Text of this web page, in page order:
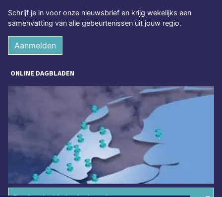
Schrijf je in voor onze nieuwsbrief en krijg wekelijks een
samenvatting van alle gebeurtenissen uit jouw regio.
Aanmelden
ONLINE DAGBLADEN